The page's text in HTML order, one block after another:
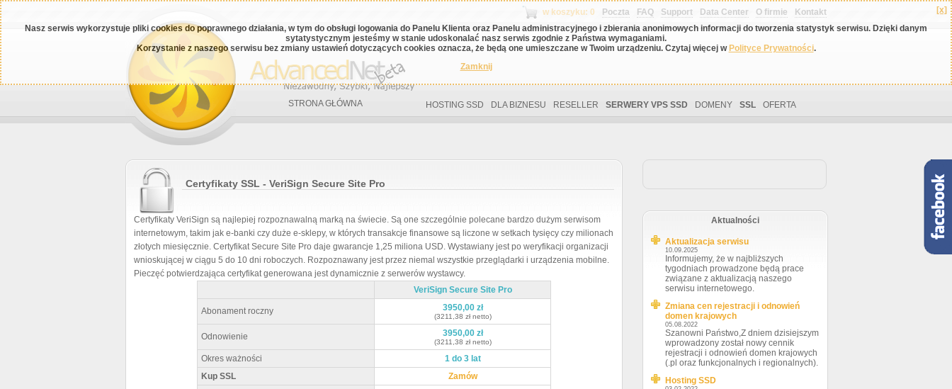
[x]
Nasz serwis wykorzystuje pliki cookies do poprawnego działania, w tym do obsługi logowania do Panelu Klienta oraz Panelu administracyjnego i zbierania anonimowych informacji do tworzenia statystyk serwisu. Dzięki danym
sytatystycznym jesteśmy w stanie udoskonalać nasz serwis zgodnie z Państwa wymaganiami.
Korzystanie z naszego serwisu bez zmiany ustawień dotyczących cookies oznacza, że będą one umieszczane w Twoim urządzeniu. Czytaj więcej w Polityce Prywatności.
Zamknij
w koszyku: 0 Poczta FAQ Support Data Center O firmie Kontakt
STRONA GŁÓWNA HOSTING SSD DLA BIZNESU RESELLER SERWERY VPS SSD DOMENY SSL OFERTA
Aktualności
Aktualizacja serwisu
10.09.2025
Informujemy, że w najbliższych
tygodniach prowadzone będą prace
związane z aktualizacją naszego
serwisu internetowego.
Zmiana cen rejestracji i odnowień
domen krajowych
05.08.2022
Szanowni Państwo,Z dniem dzisiejszym
wprowadzony został nowy cennik
rejestracji i odnowień domen krajowych
(.pl oraz funkcjonalnych i regionalnych).
Hosting SSD
Certyfikaty SSL - VeriSign Secure Site Pro
Certyfikaty VeriSign są najlepiej rozpoznawalną marką na świecie. Są one szczególnie polecane bardzo dużym serwisom
internetowym, takim jak e-banki czy duże e-sklepy, w których transakcje finansowe są liczone w setkach tysięcy czy milionach
złotych miesięcznie. Certyfikat Secure Site Pro daje gwarancje 1,25 miliona USD. Wystawiany jest po weryfikacji organizacji
wnioskującej w ciągu 5 do 10 dni roboczych. Rozpoznawany jest przez niemal wszystkie przeglądarki i urządzenia mobilne.
Pieczęć potwierdzająca certyfikat generowana jest dynamicznie z serwerów wystawcy.
VeriSign Secure Site Pro
Abonament roczny 3950,00 zł
(3211,38 zł netto)
Odnowienie 3950,00 zł
(3211,38 zł netto)
Okres ważności
1 do 3 lat
Kup SSL
Zamów